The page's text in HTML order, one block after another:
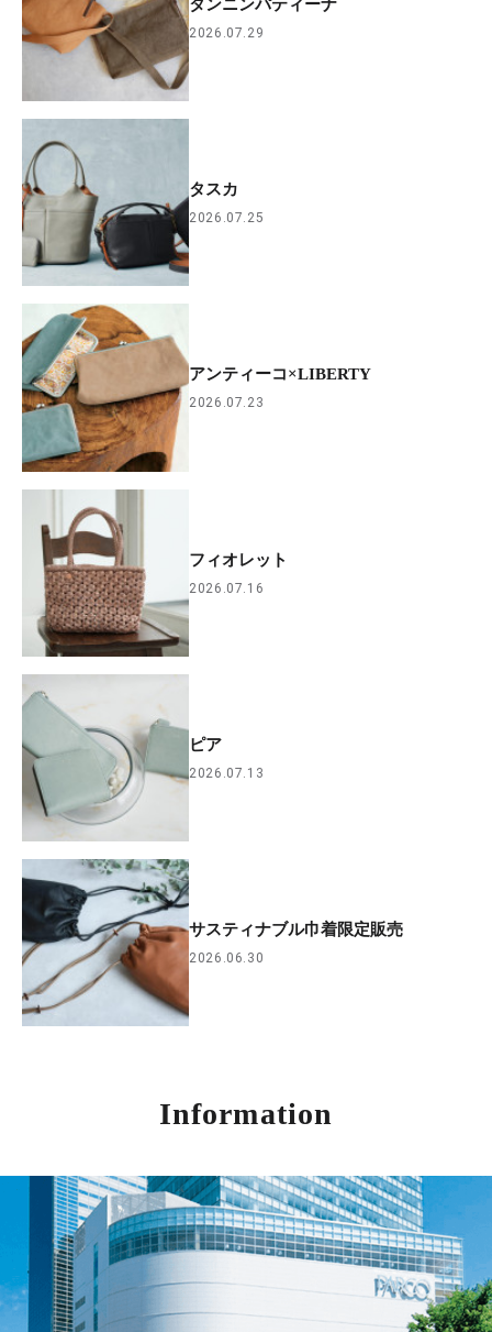
タンニンパティーナ
2026.07.29
タスカ
2026.07.25
アンティーコ×LIBERTY
2026.07.23
フィオレット
2026.07.16
ピア
2026.07.13
サスティナブル巾着限定販売
2026.06.30
Information